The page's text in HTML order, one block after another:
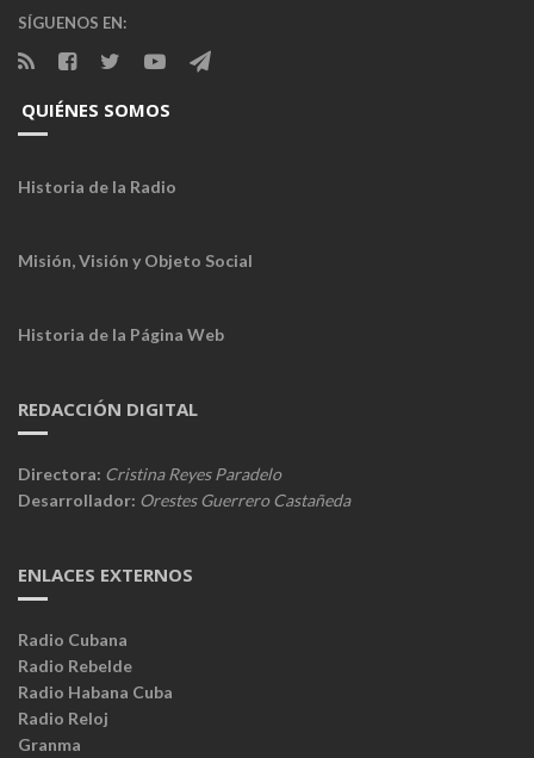
SÍGUENOS EN:
QUIÉNES SOMOS
Historia de la Radio
Misión, Visión y Objeto Social
Historia de la Página Web
REDACCIÓN DIGITAL
Directora: Cristina Reyes Paradelo
Desarrollador: Orestes Guerrero Castañeda
ENLACES EXTERNOS
Radio Cubana
Radio Rebelde
Radio Habana Cuba
Radio Reloj
Granma